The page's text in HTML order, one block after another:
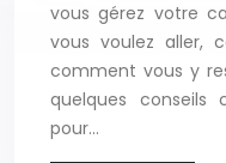
vous gérez votre
vous voulez aller,
comment vous y
quelques conseils
pour…